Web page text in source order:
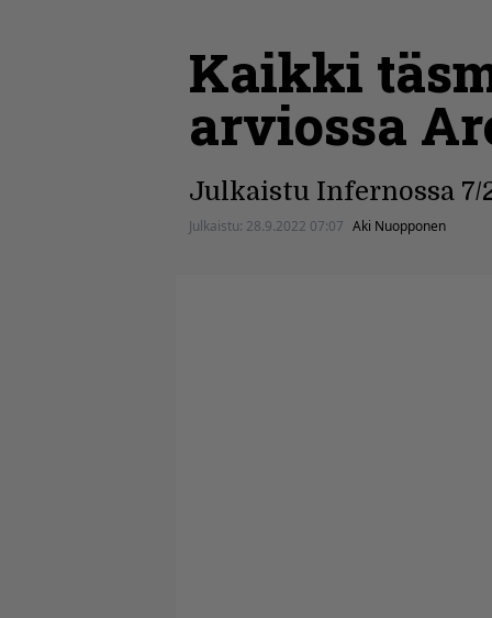
Kaikki
arviossa
Julkaistu Infernossa 7/
Julkaistu: 28.9.2022 07:07 Aki Nuopponen